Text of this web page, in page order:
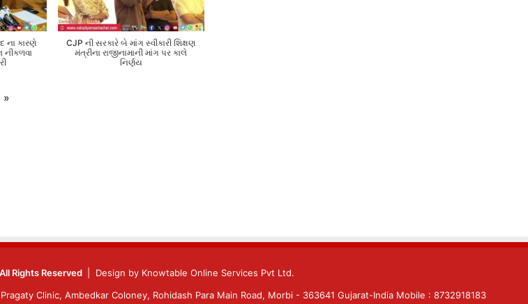
ના કારણે
નીકળવા
CJP ની સરકારે બે માંગ સ્વીકારી શિક્ષણ
મંત્રીના રાજીનામાની માંગ પર કાલે
નિર્ણય
»
Rights Reserved | Design by Knowtable Online Services Pvt Ltd.
Clinic, Ambedkar Coloney, Rohidash Para Main Road, Morbi - 363641 Gujarat-India Mobile : 8732918183